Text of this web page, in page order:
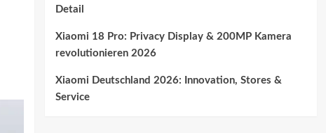
Detail
Xiaomi 18 Pro: Privacy Display & 200MP Kamera
revolutionieren 2026
Xiaomi Deutschland 2026: Innovation, Stores &
Service